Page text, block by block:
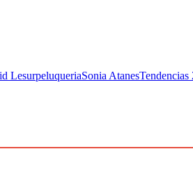
LesurpeluqueriaSonia AtanesTendencias